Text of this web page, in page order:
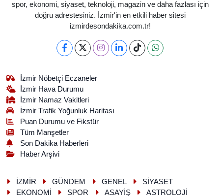
spor, ekonomi, siyaset, teknoloji, magazin ve daha fazlası için
doğru adrestesiniz. İzmir'in en etkili haber sitesi
izmirdesondakika.com.tr!
İzmir Nöbetçi Eczaneler
İzmir Hava Durumu
İzmir Namaz Vakitleri
İzmir Trafik Yoğunluk Haritası
Puan Durumu ve Fikstür
Tüm Manşetler
Son Dakika Haberleri
Haber Arşivi
İZMİR GÜNDEM GENEL
SİYASET
EKONOMİ
SPOR ASAYİŞ ASTROLOJİ